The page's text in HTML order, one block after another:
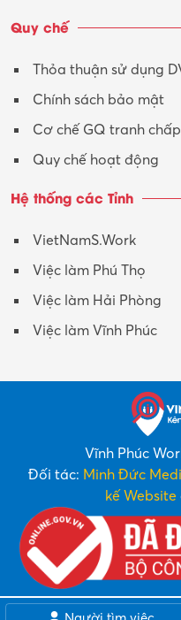
Quy chế
Thỏa thuận sử dụng
Chính sách bảo mật
Cơ chế GQ tranh chấp
Quy chế hoạt động
Hệ thống các Tỉnh
VietNamS.Work
Việc làm Phú Thọ
Việc làm Hải Phòng
Việc làm Vĩnh Phúc
Vĩnh Phúc
Đối tác: Minh Đức
kế Website